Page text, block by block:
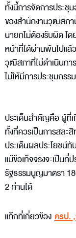
ทั้งนี้การจัดการประชุ
ของสำนักงานวุฒิสภา
นายกไม่ต้องรับผิด โด
หน้าที่ได้ผ่านพ้นไปแล้
วุฒิสภาที่ไม่ดำเนินกา
ไม่ให้มีการประชุมกร
ประเด็นสำคัญคือ ผู้ที่
ทั้งที่ควรเป็นการสละ
ประเด็นผลประโยชน์
แม้ข้อเท็จจริงจะเป็นที่
รัฐธรรมนูญมาตรา
2 ท่านได้
แท็กที่เกี่ยวข้อง ครป. ,